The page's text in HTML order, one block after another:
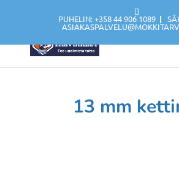
PUHELIN: +358 44 906 1089 |
13 mm